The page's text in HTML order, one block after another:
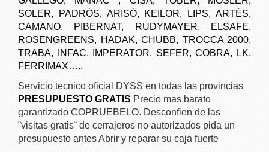
SOLER, PADRÓS, ARISÓ, KEILOR, LIPS, ARTÉS,
CAMANO, PIBERNAT, RUDYMAYER, ELSAFE,
ROSENGREENS, HADAK, CHUBB, TROCCA 2000,
TRABA, INFAC, IMPERATOR, SEFER, COBRA, LK,
FERRIMAX…..
Servicio tecnico oficial DYSS en todas las provincias
PRESUPUESTO GRATIS Precio mas barato
garantizado COPRUEBELO. Desconfien de las
¨visitas gratis¨ de cerrajeros no autorizados pida un
presupuesto antes Abrir y reparar su caja fuerte